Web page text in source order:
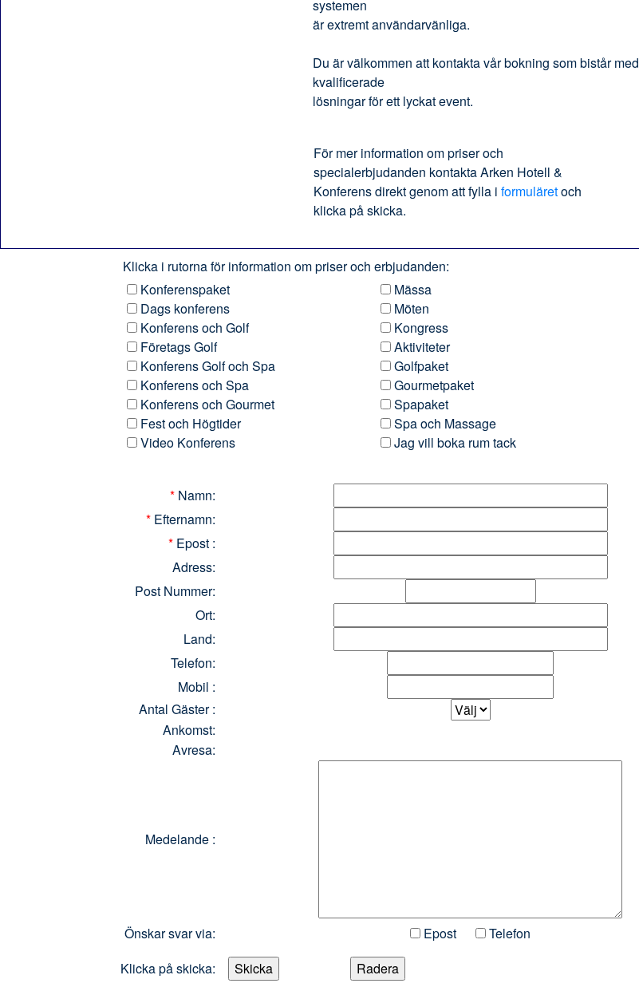
systemen
är extremt användarvänliga.
Du är välkommen att kontakta vår bokning som bistår med
kvalificerade
lösningar för ett lyckat event.
För mer information om priser och
specialerbjudanden kontaktaArken Hotell &
Konferensdirekt genom att fylla i formuläretoch
klicka på skicka.
Klicka i rutorna för information om priser och erbjudanden:
Konferenspaket
Dags konferens
Konferens och Golf
Företags Golf
Konferens Golf och Spa
Konferens och Spa
Konferens och Gourmet
Fest och Högtider
Video Konferens
Mässa
Möten
Kongress
Aktiviteter
Golfpaket
Gourmetpaket
Spapaket
Spa och Massage
Jag vill boka rum tack
* Namn:
* Efternamn:
* Epost :
Adress:
Post Nummer:
Ort:
Land:
Telefon:
Mobil :
Antal Gäster :
Ankomst:
Avresa:
Medelande :
Önskar svar via: Epost
Telefon
Klicka på skicka: